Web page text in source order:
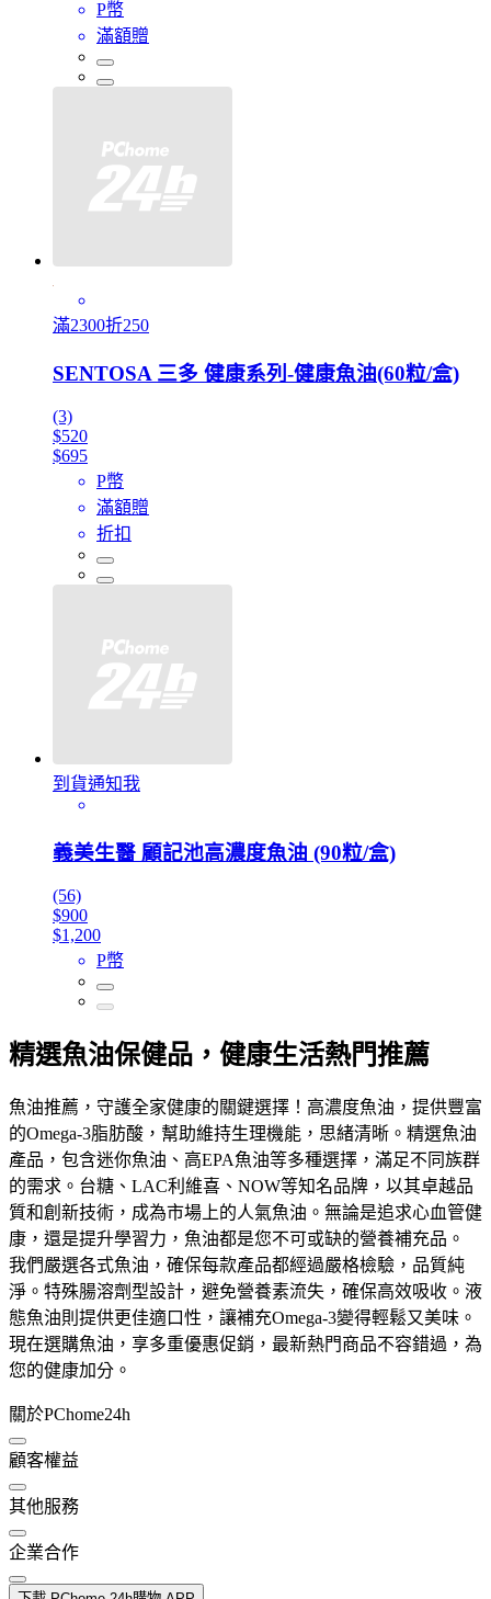
P幣
滿額贈
滿2300折250
SENTOSA 三多 健康系列-健康魚油(60粒/盒)
(3)
$520
$695
P幣
滿額贈
折扣
到貨通知我
義美生醫 顧記池高濃度魚油 (90粒/盒)
(56)
$900
$1,200
P幣
精選魚油保健品，健康生活熱門推薦
魚油推薦，守護全家健康的關鍵選擇！高濃度魚油，提供豐富
的Omega-3脂肪酸，幫助維持生理機能，思緒清晰。精選魚油
產品，包含迷你魚油、高EPA魚油等多種選擇，滿足不同族群
的需求。台糖、LAC利維喜、NOW等知名品牌，以其卓越品
質和創新技術，成為市場上的人氣魚油。無論是追求心血管健
康，還是提升學習力，魚油都是您不可或缺的營養補充品。
我們嚴選各式魚油，確保每款產品都經過嚴格檢驗，品質純
淨。特殊腸溶劑型設計，避免營養素流失，確保高效吸收。液
態魚油則提供更佳適口性，讓補充Omega-3變得輕鬆又美味。
現在選購魚油，享多重優惠促銷，最新熱門商品不容錯過，為
您的健康加分。
關於PChome24h
顧客權益
其他服務
企業合作